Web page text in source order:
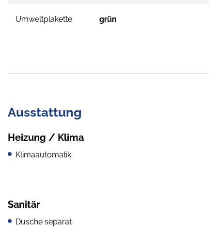
Umweltplakette grün
Ausstattung
Heizung / Klima
Klimaautomatik
Sanitär
Dusche separat